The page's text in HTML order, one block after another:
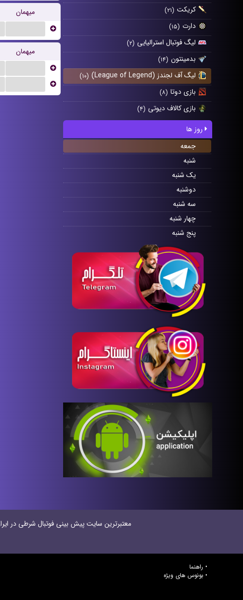
کریکت (۲۱)
دارت (۱۵)
لیگ فوتبال استرالیایی (۲)
بدمینتون (۱۴)
لیگ آف لجندز (League of Legend) (۱۰)
بازی دوتا (۸)
بازی کالاف دیوتی (۴)
روز ها
جمعه
شنبه
یک شنبه
دوشنبه
سه شنبه
چهار شنبه
پنج شنبه
میهمان
میهمان
معتبر‌ترین سایت پیش بینی‌ فوتبال شرطی در
راهنما
بونوس های ویژه